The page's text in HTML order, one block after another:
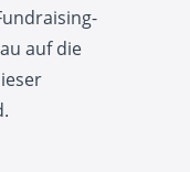
auf die